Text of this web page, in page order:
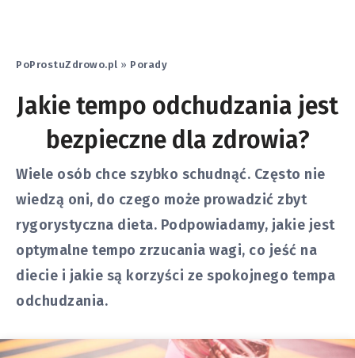
PoProstuZdrowo.pl » Porady
Jakie tempo odchudzania jest
bezpieczne dla zdrowia?
Wiele osób chce szybko schudnąć. Często nie
wiedzą oni, do czego może prowadzić zbyt
rygorystyczna dieta. Podpowiadamy, jakie jest
optymalne tempo zrzucania wagi, co jeść na
diecie i jakie są korzyści ze spokojnego tempa
odchudzania.